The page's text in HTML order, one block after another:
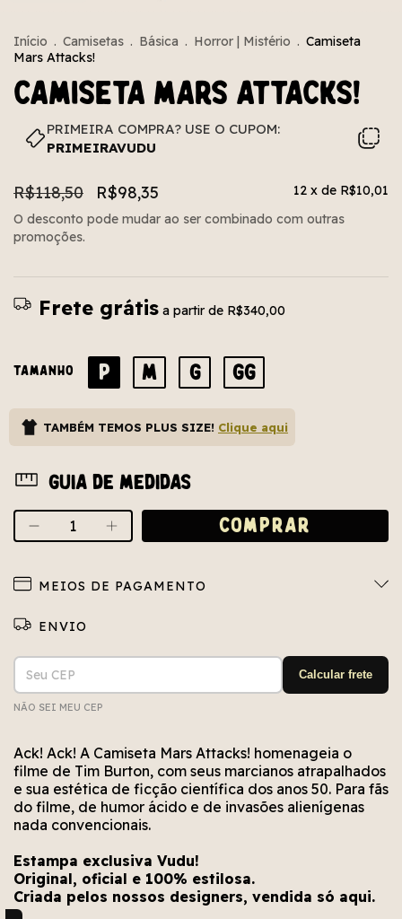
Início . Camisetas . Básica . Horror | Mistério . Camiseta
Mars Attacks!
Camiseta Mars Attacks!
PRIMEIRA COMPRA? USE O CUPOM:
PRIMEIRAVUDU
R$118,50 R$98,35 12 x de R$10,01
O desconto pode mudar ao ser combinado com outras
promoções.
Frete grátis a partir de R$340,00
TAMANHO P M G GG
TAMBÉM TEMOS PLUS SIZE! Clique aqui
Guia de medidas
MEIOS DE PAGAMENTO
Entregas para o CEP:
ALTERAR CEP
Calcular frete
NÃO SEI MEU CEP
escrito?
alguns segundos.
novamente em alguns segundos.
Ack! Ack! A Camiseta Mars Attacks! homenageia o
filme de Tim Burton, com seus marcianos atrapalhados
e sua estética de ficção científica dos anos 50. Para fãs
do filme, de humor ácido e de invasões alienígenas
nada convencionais.
Estampa exclusiva Vudu!
Original, oficial e 100% estilosa.
Criada pelos nossos designers, vendida só aqui.